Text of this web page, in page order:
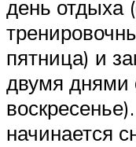
день отдыха
пятница) и
двумя днями
начинается